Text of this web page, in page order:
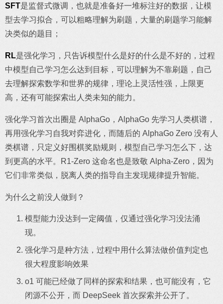
SFT是监督式微调，也就是准备好一堆标注好的数据，让模
型去学习拟合，可以粗略理解为刷题，大量的刷题学习能解
决类似的题目；
RL是强化学习，只告诉模型什么是好的什么是不好的，过程
中模型自己学习怎么达到目标，可以理解为不靠刷题，自己
去理解探索数学和世界的规律，理论上灵活性强，上限更
高，还有可能探索出人类未知的能力。
强化学习首次出圈是 AlphaGo，AlphaGo 先学习人类棋谱，
再用强化学习自我对弈进化，而随后的 AlphaGo Zero 没有人
类棋谱，只定义好围棋奖励规则，模型自己学习怎么下，达
到更高的水平。R1-Zero 这命名也是致敬 Alpha-Zero，因为
它们非常类似，脱离人类的指导自主发现规律提升智能。
为什么之前没人做到？
模型能力没达到一定阈值，仅通过强化学习没法涌
现。
强化学习是种方法，过程中用什么算法做价值判定也
很大程度影响效果
o1 可能已经做了同样的探索和结果，也可能没有，它
闭源不公开，而 DeepSeek 首次探索并公开了。